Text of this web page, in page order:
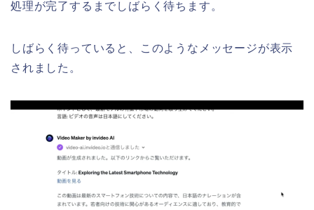
処理が完了するまでしばらく待ちます。
しばらく待っていると、このようなメッセージが表示
されました。